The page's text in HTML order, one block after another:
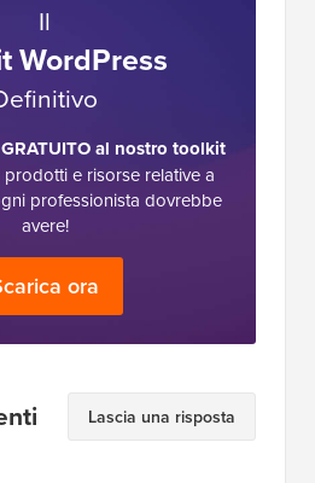
Il
WordPress
al nostro toolkit
e risorse relative a
professionista dovrebbe
avere!
ora
Lascia una risposta